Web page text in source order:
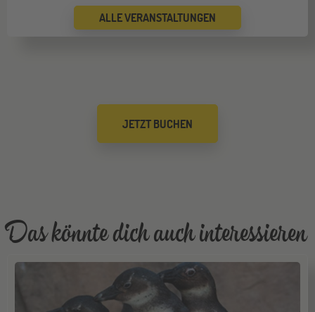
Bremen
Düsseldorf
Jugendbildungsmesse JuBi
29 ONLINE
Online-Infoabend: Ab ins Ausland
ALLE VERANSTALTUNGEN
JETZT BUCHEN
Das könnte dich auch interessieren